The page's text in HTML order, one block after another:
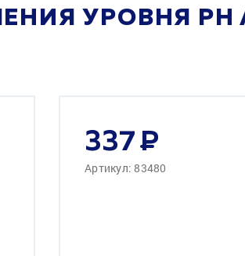
УРОВНЯ PH
337
Артикул: 83480